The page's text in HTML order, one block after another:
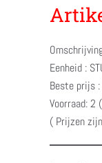
Eenheid :
Beste prijs :
Voorraad: 2
( Prijzen